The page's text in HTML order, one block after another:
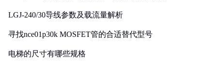
LGJ-240/30导线参数及载流量解析
寻找nce01p30k MOSFET管的合适替代型号
电梯的尺寸有哪些规格